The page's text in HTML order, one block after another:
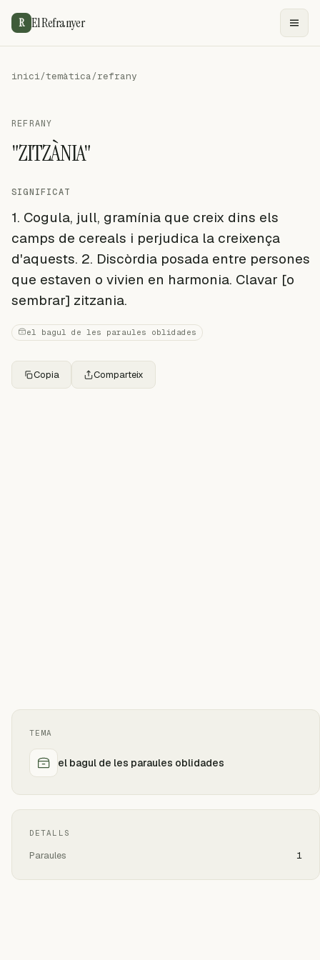
R El Refranyer
inici/temàtica/refrany
REFRANY
"ZITZÀNIA"
SIGNIFICAT
1. Cogula, jull, gramínia que creix dins els
camps de cereals i perjudica la creixença
d'aquests. 2. Discòrdia posada entre persones
que estaven o vivien en harmonia. Clavar [o
sembrar] zitzania.
el bagul de les paraules oblidades
Copia Comparteix
TEMA
el bagul de les paraules oblidades
DETALLS
Paraules 1